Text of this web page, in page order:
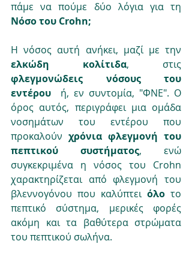
Νόσο του Crohn;
ελκώδη κολίτιδα
φλεγμονώδεις νόσους του
εντέρου
ή, εν συντομία, "ΦΝΕ". Ο
όρος αυτός, περιγράφει μια ομάδα
νοσημάτων του εντέρου που
προκαλούν χρόνια φλεγμονή του
πεπτικού συστήματος, ενώ
συγκεκριμένα η νόσος του Crohn
χαρακτηρίζεται από φλεγμονή του
βλεννογόνου που καλύπτει όλο το
πεπτικό σύστημα, μερικές φορές
ακόμη και τα βαθύτερα στρώματα
του πεπτικού σωλήνα.